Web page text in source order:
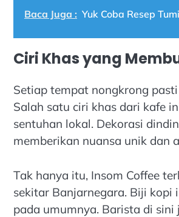
Baca Juga : Yuk Coba Resep
Ciri Khas yang
Setiap tempat nongkrong
Salah satu ciri khas dari kafe
sentuhan lokal. Dekorasi
memberikan nuansa unik dan
Tak hanya itu, Insom Coffee
sekitar Banjarnegara. Biji kopi
pada umumnya. Barista di